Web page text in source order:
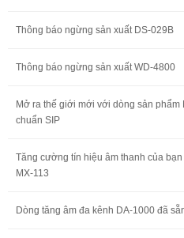
Thông báo ngừng sản xuất DS-029B
Thông báo ngừng sản xuất WD-4800
Mở ra thế giới mới với dòng sản phẩm
chuẩn SIP
Tăng cường tín hiệu âm thanh của
MX-113
Dòng tăng âm đa kênh DA-1000 đã